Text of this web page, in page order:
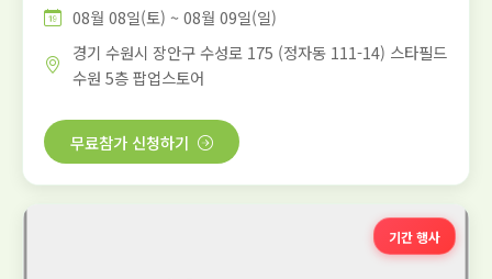
08월 08일(토) ~ 08월 09일(일)
경기 수원시 장안구 수성로 175 (정자동 111-14) 스타필드
수원 5층 팝업스토어
무료참가 신청하기
기간 행사